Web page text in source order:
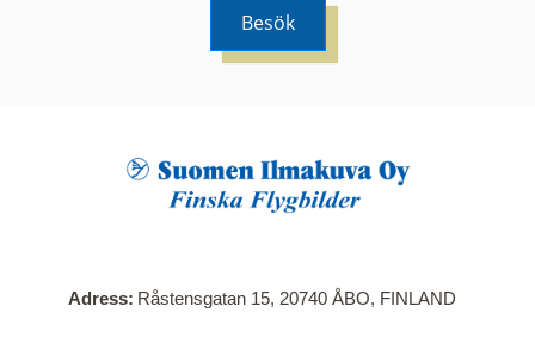
När du klickar på en serie så öppnas en ny flik.
Här visas en karta över bilder med kända
Besök
Adress Råstensgatan 15, 20740 ÅBO, FINLAND